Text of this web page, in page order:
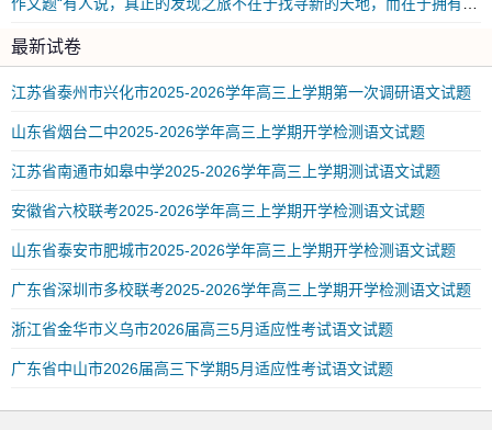
最新试卷
江苏省泰州市兴化市2025-2026学年高三上学期第一次调研语文试题
山东省烟台二中2025-2026学年高三上学期开学检测语文试题
江苏省南通市如皋中学2025-2026学年高三上学期测试语文试题
安徽省六校联考2025-2026学年高三上学期开学检测语文试题
山东省泰安市肥城市2025-2026学年高三上学期开学检测语文试题
广东省深圳市多校联考2025-2026学年高三上学期开学检测语文试题
浙江省金华市义乌市2026届高三5月适应性考试语文试题
广东省中山市2026届高三下学期5月适应性考试语文试题